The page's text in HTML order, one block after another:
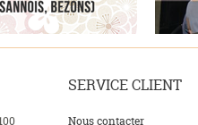
SERVICECLIENT
Nous contacter